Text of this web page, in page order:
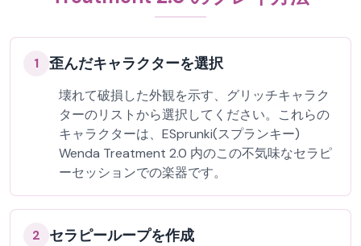
1 歪んだキャラクターを選択
壊れて破損した外観を示す、グリッチキャラク
ターのリストから選択してください。これらの
キャラクターは、ESprunki(スプランキー)
Wenda Treatment 2.0 内のこの不気味なセラピ
ーセッションでの楽器です。
2 セラピーループを作成